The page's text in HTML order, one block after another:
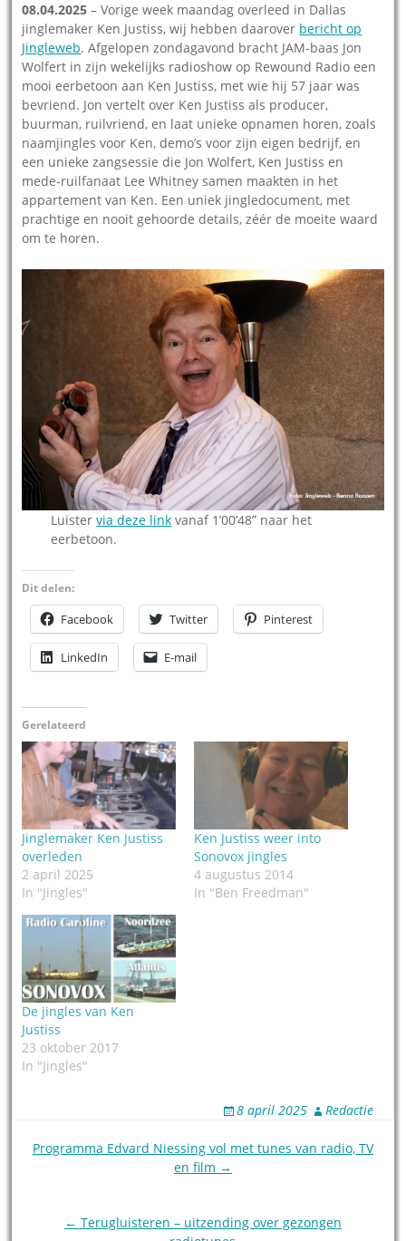
08.04.2025 – Vorige week maandag overleed in Dallas
jinglemaker Ken Justiss, wij hebben daarover bericht op
Jingleweb. Afgelopen zondagavond bracht JAM-baas Jon
Wolfert in zijn wekelijks radioshow op Rewound Radio een
mooi eerbetoon aan Ken Justiss, met wie hij 57 jaar was
bevriend. Jon vertelt over Ken Justiss als producer,
buurman, ruilvriend, en laat unieke opnamen horen, zoals
naamjingles voor Ken, demo’s voor zijn eigen bedrijf, en
een unieke zangsessie die Jon Wolfert, Ken Justiss en
mede-ruilfanaat Lee Whitney samen maakten in het
appartement van Ken. Een uniek jingledocument, met
prachtige en nooit gehoorde details, zéér de moeite waard
om te horen.
Luistervia deze link vanaf 1’00’48” naar het
eerbetoon.
Dit delen:
Facebook Twitter Pinterest
LinkedIn E-mail
Gerelateerd
Jinglemaker Ken Justiss
overleden
2 april 2025
In "Jingles"
Ken Justiss weer into
Sonovox jingles
4 augustus 2014
In "Ben Freedman"
De jingles van Ken
Justiss
23 oktober 2017
In "Jingles"
8 april 2025 Redactie
Post
Programma Edvard Niessing vol met tunes van radio, TV
en film →
← Terugluisteren – uitzending over gezongen